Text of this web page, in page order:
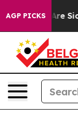
AGP PICKSAre Sick